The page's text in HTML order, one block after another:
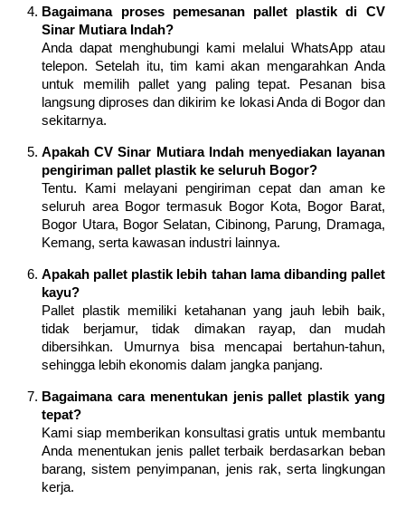
Bagaimana proses pemesanan pallet plastik di CV
Sinar Mutiara Indah?
Anda dapat menghubungi kami melalui WhatsApp atau
telepon. Setelah itu, tim kami akan mengarahkan Anda
untuk memilih pallet yang paling tepat. Pesanan bisa
langsung diproses dan dikirim ke lokasi Anda di Bogor dan
sekitarnya.
Apakah CV Sinar Mutiara Indah menyediakan layanan
pengiriman pallet plastik ke seluruh Bogor?
Tentu. Kami melayani pengiriman cepat dan aman ke
seluruh area Bogor termasuk Bogor Kota, Bogor Barat,
Bogor Utara, Bogor Selatan, Cibinong, Parung, Dramaga,
Kemang, serta kawasan industri lainnya.
Apakah pallet plastik lebih tahan lama dibanding pallet
kayu?
Pallet plastik memiliki ketahanan yang jauh lebih baik,
tidak berjamur, tidak dimakan rayap, dan mudah
dibersihkan. Umurnya bisa mencapai bertahun-tahun,
sehingga lebih ekonomis dalam jangka panjang.
Bagaimana cara menentukan jenis pallet plastik yang
tepat?
Kami siap memberikan konsultasi gratis untuk membantu
Anda menentukan jenis pallet terbaik berdasarkan beban
barang, sistem penyimpanan, jenis rak, serta lingkungan
kerja.